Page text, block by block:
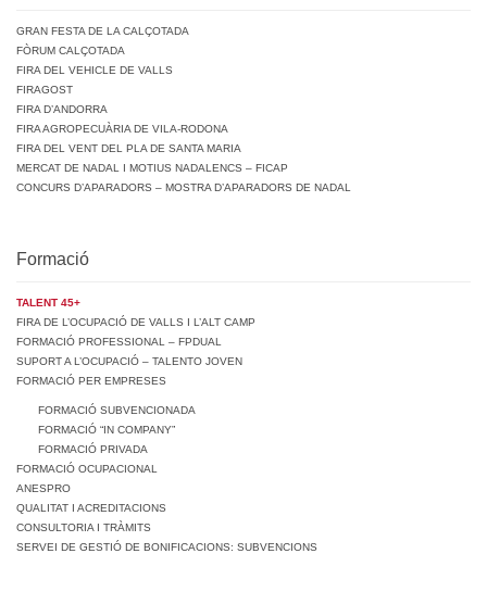
GRAN FESTA DE LA CALÇOTADA
FÒRUM CALÇOTADA
FIRA DEL VEHICLE DE VALLS
FIRAGOST
FIRA D’ANDORRA
FIRA AGROPECUÀRIA DE VILA-RODONA
FIRA DEL VENT DEL PLA DE SANTA MARIA
MERCAT DE NADAL I MOTIUS NADALENCS – FICAP
CONCURS D’APARADORS – MOSTRA D’APARADORS DE NADAL
Formació
TALENT 45+
FIRA DE L’OCUPACIÓ DE VALLS I L’ALT CAMP
FORMACIÓ PROFESSIONAL – FPDUAL
SUPORT A L’OCUPACIÓ – TALENTO JOVEN
FORMACIÓ PER EMPRESES
FORMACIÓ SUBVENCIONADA
FORMACIÓ “IN COMPANY”
FORMACIÓ PRIVADA
FORMACIÓ OCUPACIONAL
ANESPRO
QUALITAT I ACREDITACIONS
CONSULTORIA I TRÀMITS
SERVEI DE GESTIÓ DE BONIFICACIONS: SUBVENCIONS